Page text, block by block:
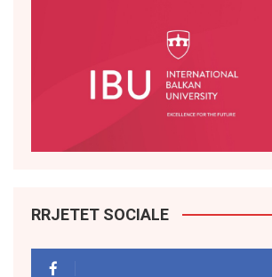
RRJETET SOCIALE